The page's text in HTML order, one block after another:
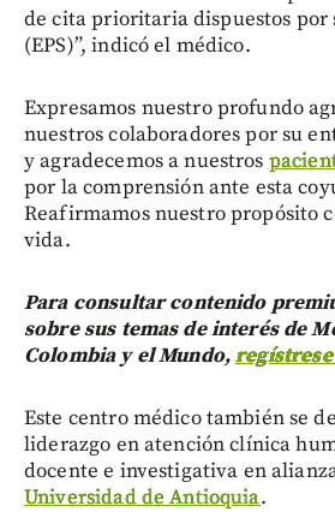
de cita prioritaria dispuestos por
(EPS)”, indicó el médico.
Expresamos nuestro profundo
nuestros colaboradores por su
y agradecemos a nuestros
por la comprensión ante esta
Reafirmamos nuestro propósito
vida.
Para consultar contenido
sobre sus temas de interés de
Colombia y el Mundo,
Este centro médico también se
liderazgo en atención clínica
docente e investigativa en
Universidad de Antioquia.